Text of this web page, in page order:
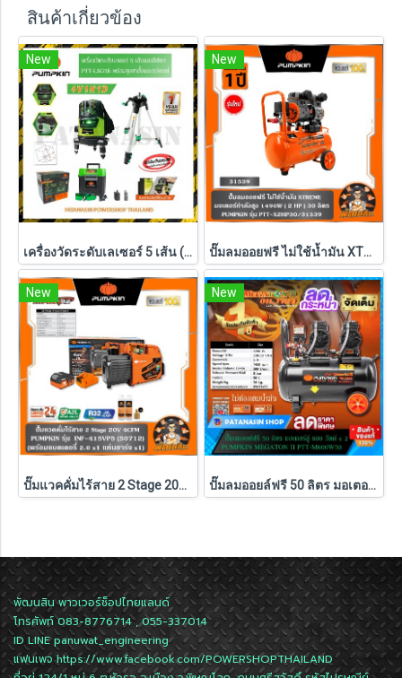
สินค้าเกี่ยวข้อง
New
เครื่องวัดระดับเลเซอร์ 5 เส้น (พร้อมชุดขาตั้ง) PUMPKIN แสงสีเขียว รุ่น PTT-LSG5E (28267)
New
ปั๊มลมออยฟรี ไม่ใช้น้ำมัน XTREME 1490W ( 30L / 60L / 120L ) PUMPKIN รุ่น PTT-X2HP30/31539 , PTT-X4HP60/31554 , PTT-X6HP120/31555
New
ปั๊มแวคคั่มไร้สาย 2 Stage 20V 4CFM INF-415VP5 PUMPKIN (50712) แบตXT 5.0Ahx1 ก้อน ,ตัวเปล่า (50711)
New
ปั๊มลมออยล์ฟรี 50 ลิตร มอเตอร์คู่ 600W x 2 Pumpkin MEGATON II PTT-M600W50 (31543)
พัฒนสิน พาวเวอร์ช็อปไทยแลนด์
โทรศัพท์ 083-8776714 , 055-337014
ID LINEpanuwat_engineering
แฟนเพจhttps://www.facebook.com/POWERSHOPTHAILAND